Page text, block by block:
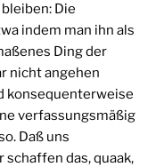
Die
indem man ihn als
Ding der
nicht angehen
konsequenterweise
verfassungsmäßig
Daß uns
das, quaak,